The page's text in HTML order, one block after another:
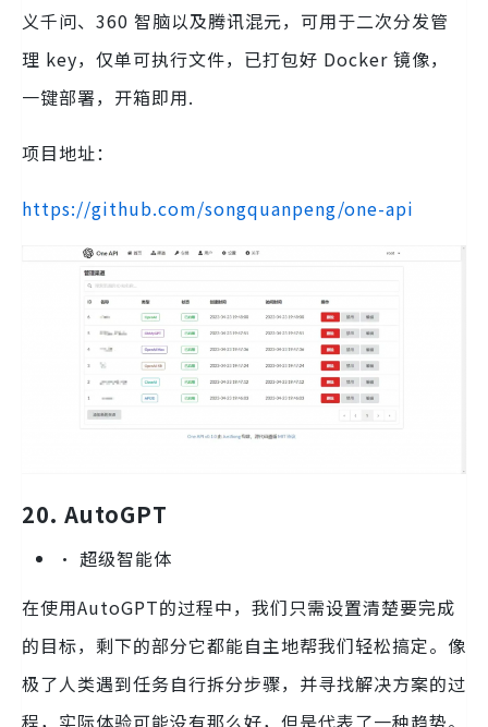
义千问、360 智脑以及腾讯混元，可用于二次分发管
理 key，仅单可执行文件，已打包好 Docker 镜像，
一键部署，开箱即用.
项目地址：
https://github.com/songquanpeng/one-api
20. AutoGPT
• 超级智能体
在使用AutoGPT的过程中，我们只需设置清楚要完成
的目标，剩下的部分它都能自主地帮我们轻松搞定。像
极了人类遇到任务自行拆分步骤，并寻找解决方案的过